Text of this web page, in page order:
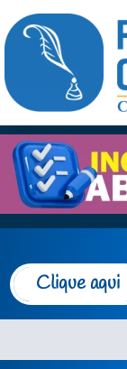
Clique aqui